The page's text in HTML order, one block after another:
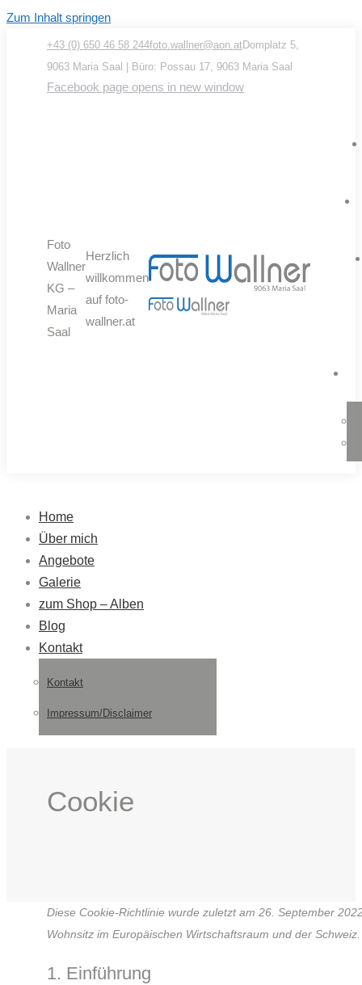
Zum Inhalt springen
+43 (0) 650 46 58 244foto.wallner@aon.atDomplatz 5,
9063 Maria Saal | Büro: Possau 17, 9063 Maria Saal
Facebook page opens in new window
Foto
Wallner
KG –
Maria
Saal
Herzlich
willkommen
auf foto-
wallner.at
Home
Über mich
Angebote
Galerie
zum Shop – Alben
Blog
Kontakt
Kontakt
Impressum/Disclaimer
Cookie
Diese Cookie-Richtlinie wurde zuletzt am 26. September
Wohnsitz im Europäischen Wirtschaftsraum und der Schweiz.
1. Einführung